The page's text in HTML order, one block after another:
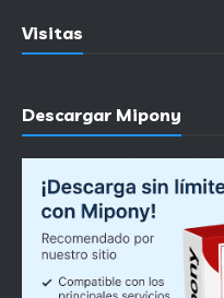
Visitas
Descargar Mipony